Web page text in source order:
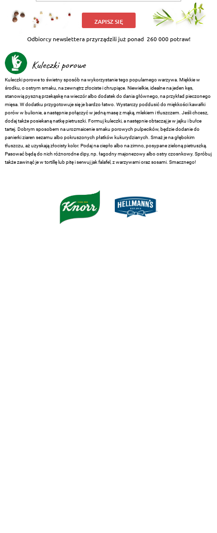
ZAPISZ SIĘ
Odbiorcy newslettera przyrządzili już ponad 260 000 potraw!
Kuleczki porowe
Kuleczki porowe to świetny sposób na wykorzystanie tego popularnego warzywa. Miękkie w
środku, o ostrym smaku, na zewnątrz złociste i chrupiące. Niewielkie, idealne na jeden kęs,
stanowią pyszną przekąskę na wieczór albo dodatek do dania głównego, na przykład pieczonego
mięsa. W dodatku przygotowuje się je bardzo łatwo. Wystarczy poddusić do miękkości kawałki
porów w bulionie, a następnie połączyć w jedną masę z mąką, mlekiem i tłuszczem. Jeśli chcesz,
dodaj także posiekaną natkę pietruszki. Formuj kuleczki, a następnie obtaczaj je w jajku i bułce
tartej. Dobrym sposobem na urozmaicenie smaku porowych pulpecików, będzie dodanie do
panierki ziaren sezamu albo pokruszonych płatków kukurydzianych. Smaż je na głębokim
tłuszczu, aż uzyskają złocisty kolor. Podaj na ciepło albo na zimno, posypane zieloną pietruszką.
Pasować będą do nich różnorodne dipy, np. łagodny majonezowy albo ostry czosnkowy. Spróbuj
także zawinąć je w tortillę lub pitę i serwuj jak falafel, z warzywami oraz sosami. Smacznego!